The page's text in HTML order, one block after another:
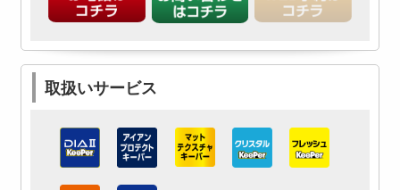
取扱いサービス